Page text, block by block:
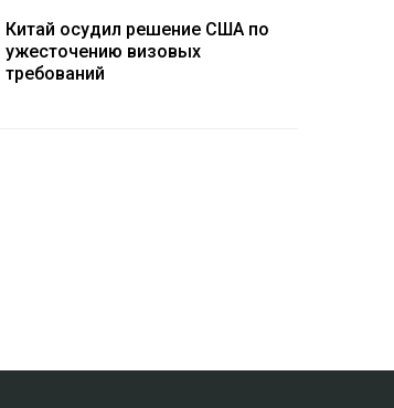
Китай осудил решение США по
ужесточению визовых
требований